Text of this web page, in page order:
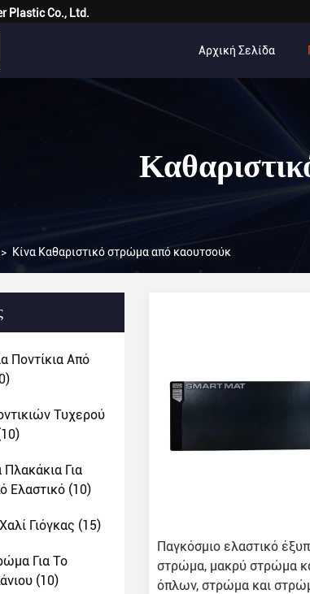
Plastic Co., Ltd.
Αρχική Σελίδα
> Κίνα Καθαριστικό στρώμα από καουτσούκ
Ποντίκια Από
Τυχερού
Πλακάκια Για
Ελαστικό (10)
Γιόγκας (15)
Για Το
(10)
Παγκόσμιο ελαστικό
στρώμα, μακρύ στρώμα
όπλων, στρώμα και